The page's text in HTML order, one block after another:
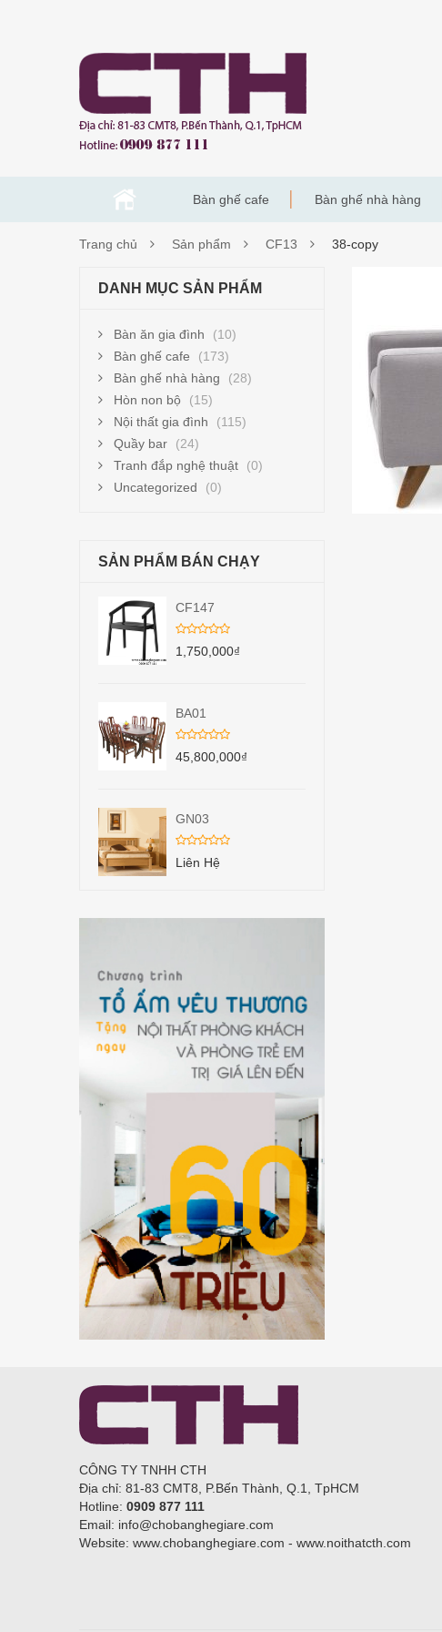
Bàn ghế cafe Bàn ghế nhà hàng
Trang chủ Sản phẩm CF13 38-copy
DANH MỤC SẢN PHẨM
Bàn ăn gia đình
(10)
Bàn ghế cafe
(173)
Bàn ghế nhà hàng
(28)
Hòn non bộ
(15)
Nội thất gia đình
(115)
Quầy bar
(24)
Tranh đắp nghệ thuật
(0)
Uncategorized
(0)
SẢN PHẨM BÁN CHẠY
CF147
1,750,000₫
BA01
45,800,000₫
GN03
Liên Hệ
CÔNG TY TNHH CTH
Địa chỉ: 81-83 CMT8, P.Bến Thành, Q.1, TpHCM
Hotline: 0909 877 111
Email: info@chobanghegiare.com
Website: www.chobanghegiare.com - www.noithatcth.com